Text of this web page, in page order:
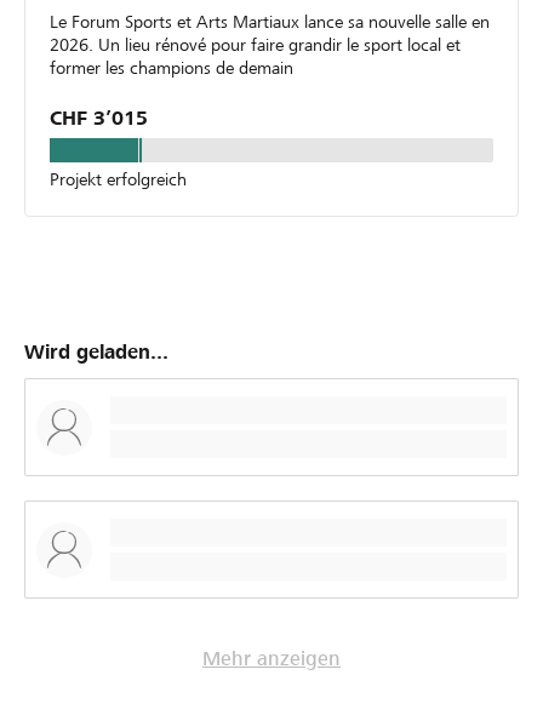
Le Forum Sports et Arts Martiaux lance sa nouvelle salle en
2026. Un lieu rénové pour faire grandir le sport local et
former les champions de demain
CHF 3’015
Projekt erfolgreich
Wird geladen...
Mehr anzeigen